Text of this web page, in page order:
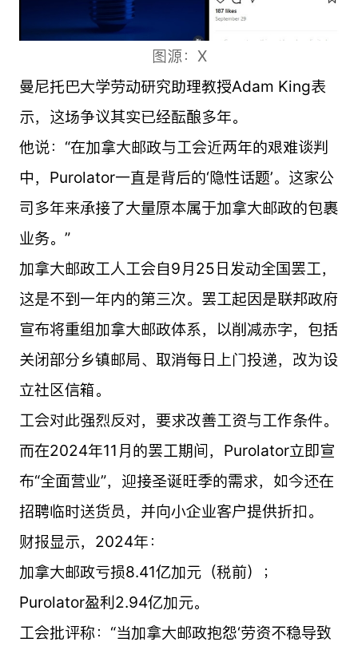
图源：X
曼尼托巴大学劳动研究助理教授Adam King表
示，这场争议其实已经酝酿多年。
他说：“在加拿大邮政与工会近两年的艰难谈判
中，Purolator一直是背后的‘隐性话题’。这家公
司多年来承接了大量原本属于加拿大邮政的包裹
业务。”
加拿大邮政工人工会自9月25日发动全国罢工，
这是不到一年内的第三次。罢工起因是联邦政府
宣布将重组加拿大邮政体系，以削减赤字，包括
关闭部分乡镇邮局、取消每日上门投递，改为设
立社区信箱。
工会对此强烈反对，要求改善工资与工作条件。
而在2024年11月的罢工期间，Purolator立即宣
布“全面营业”，迎接圣诞旺季的需求，如今还在
招聘临时送货员，并向小企业客户提供折扣。
财报显示，2024年：
加拿大邮政亏损8.41亿加元（税前）；
Purolator盈利2.94亿加元。
工会批评称：“当加拿大邮政抱怨‘劳资不稳导致